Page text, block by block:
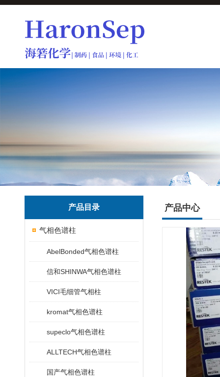
产品目录
气相色谱柱
AbelBonded气相色谱柱
信和SHINWA气相色谱柱
VICI毛细管气相柱
kromat气相色谱柱
supeclo气相色谱柱
ALLTECH气相色谱柱
国产气相色谱柱
产品中心